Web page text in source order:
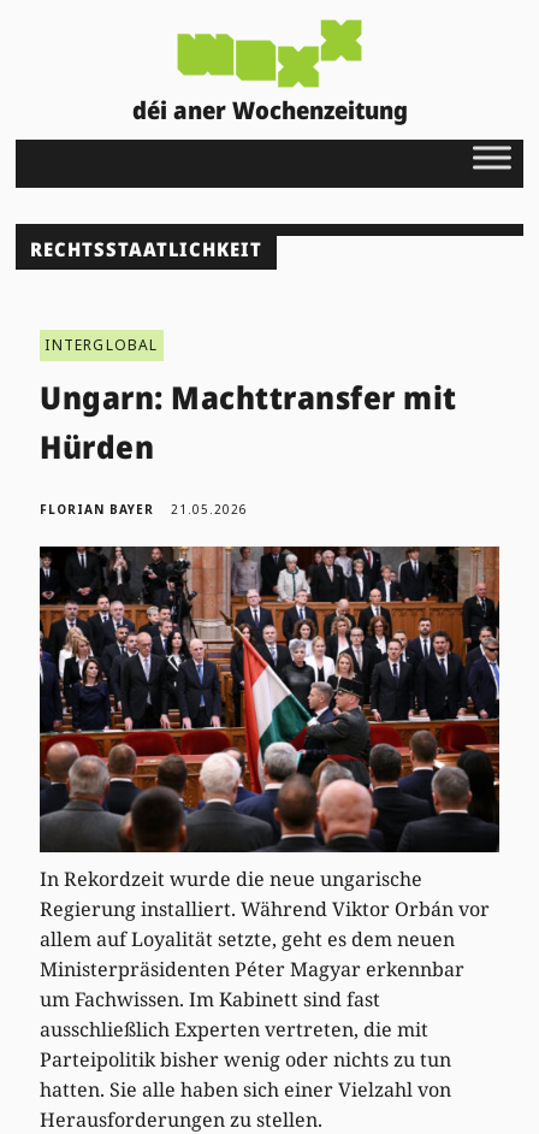
déi aner Wochenzeitung
RECHTSSTAATLICHKEIT
INTERGLOBAL
Ungarn: Machttransfer mit
Hürden
FLORIAN BAYER 21.05.2026
In Rekordzeit wurde die neue ungarische
Regierung installiert. Während Viktor Orbán vor
allem auf Loyalität setzte, geht es dem neuen
Ministerpräsidenten Péter Magyar erkennbar
um Fachwissen. Im Kabinett sind fast
ausschließlich Experten vertreten, die mit
Parteipolitik bisher wenig oder nichts zu tun
hatten. Sie alle haben sich einer Vielzahl von
Herausforderungen zu stellen.